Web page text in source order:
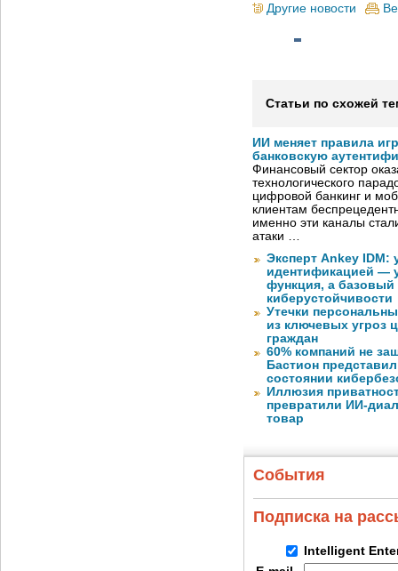
Другие новости
Статьи по схожей
ИИ меняет правила
банковскую
Финансовый сектор
технологического
цифровой банкинг и
клиентам
именно эти каналы
атаки …
Эксперт Ankey IDM:
идентификацией —
функция, а базовый
киберустойчивости
Утечки
из ключевых угроз
граждан
60% компаний не
Бастион
состоянии
Иллюзия
превратили ИИ-
товар
События
Подписка на
Intelligent